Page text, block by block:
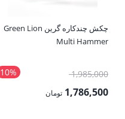
چکش چندکاره گرین Green Lion
Multi Hammer
10% 1,985,000قیمت
اصلی:1,786,500 تومان